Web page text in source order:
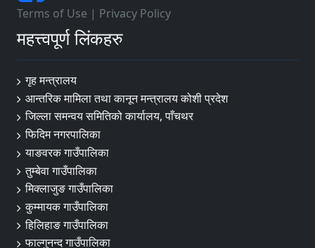
Terms of Use | Privacy Policy
महत्त्वपूर्ण लिंकहरु
गृह मन्त्रालय
आन्तरिक मामिला तथा कानून मन्त्रालय कोशी प्रदेश
जिल्ला समन्वय समितिको कार्यालय, पाँचथर
फिदिम नगरपालिका
याङवरक गाउँपालिका
तुम्बेवा गाउँपालिका
मिक्लाजुङ गाउँपालिका
कुम्मायक गाउँपालिका
हिलिहाङ गाउँपालिका
फाल्गुनन्द गाउँपालिका